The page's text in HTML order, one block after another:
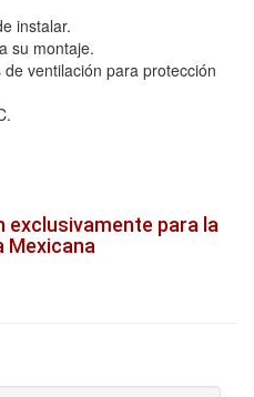
instalar.
su montaje.
ventilación para protección
para la
Mexicana